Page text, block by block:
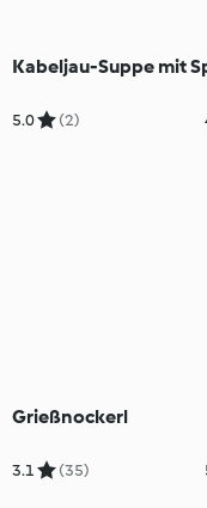
Kabeljau-Suppe mit
5.0 (2)
Grießnockerl
3.1 (35)